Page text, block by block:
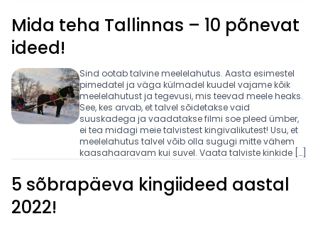
Mida teha Tallinnas – 10 põnevat
ideed!
Sind ootab talvine meelelahutus. Aasta esimestel
pimedatel ja väga külmadel kuudel vajame kõik
meelelahutust ja tegevusi, mis teevad meele heaks.
See, kes arvab, et talvel sõidetakse vaid
suuskadega ja vaadatakse filmi soe pleed ümber,
ei tea midagi meie talvistest kingivalikutest! Usu, et
meelelahutus talvel võib olla sugugi mitte vähem
kaasahaaravam kui suvel. Vaata talviste kinkide […]
5 sõbrapäeva kingiideed aastal
2022!